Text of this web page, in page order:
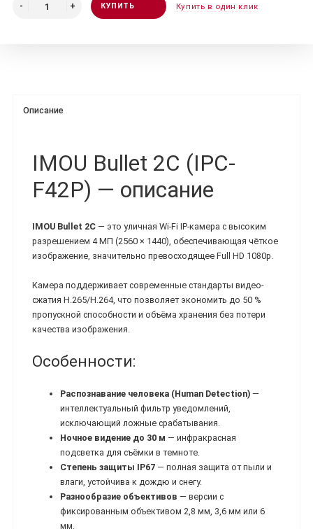
КУПИТЬ Купить в один клик
Описание
IMOU Bullet 2C (IPC-
F42P) — описание
IMOU Bullet 2C — это уличная Wi-Fi IP-камера с высоким
разрешением 4 МП (2560 × 1440), обеспечивающая чёткое
изображение, значительно превосходящее Full HD 1080p.
Камера поддерживает современные стандарты видео-
сжатия H.265/H.264, что позволяет экономить до 50 %
пропускной способности и объёма хранения без потери
качества изображения.
Особенности:
Распознавание человека (Human Detection) —
интеллектуальный фильтр уведомлений,
исключающий ложные срабатывания.
Ночное видение до 30 м — инфракрасная
подсветка для съёмки в темноте.
Степень защиты IP67 — полная защита от пыли и
влаги, устойчива к дождю и снегу.
Разнообразие объективов — версии с
фиксированным объективом 2,8 мм, 3,6 мм или 6
мм.